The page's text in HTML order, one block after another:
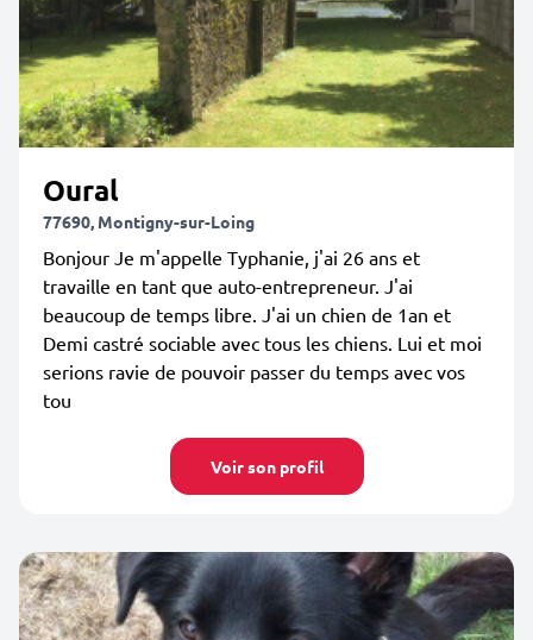
Oural
77690, Montigny-sur-Loing
Bonjour Je m'appelle Typhanie, j'ai 26 ans et
travaille en tant que auto-entrepreneur. J'ai
beaucoup de temps libre. J'ai un chien de 1an et
Demi castré sociable avec tous les chiens. Lui et moi
serions ravie de pouvoir passer du temps avec vos
tou
Voir son profil